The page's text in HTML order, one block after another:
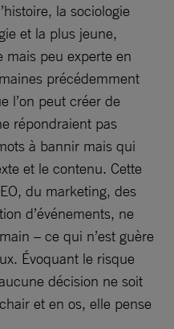
la sociologie
et la plus jeune,
mais peu experte en
précédemment
l’on peut créer de
répondraient pas
à bannir mais qui
et le contenu. Cette
du marketing, des
d’événements, ne
– ce qui n’est guère
Évoquant le risque
décision ne soit
et en os, elle pense